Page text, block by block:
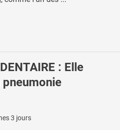
: Elle
3 jours